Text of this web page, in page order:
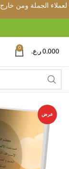
لعملاء الجملة ومن
0
0.000 ر.ع.
عرض